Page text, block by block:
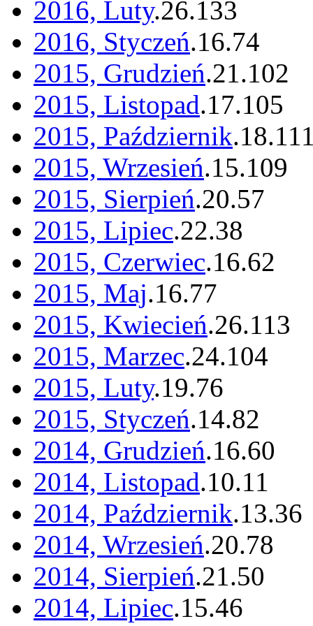
2016, Luty.26.133
2016, Styczeń.16.74
2015, Grudzień.21.102
2015, Listopad.17.105
2015, Październik.18.
2015, Wrzesień.15.109
2015, Sierpień.20.57
2015, Lipiec.22.38
2015, Czerwiec.16.62
2015, Maj.16.77
2015, Kwiecień.26.113
2015, Marzec.24.104
2015, Luty.19.76
2015, Styczeń.14.82
2014, Grudzień.16.60
2014, Listopad.10.11
2014, Październik.13.36
2014, Wrzesień.20.78
2014, Sierpień.21.50
2014, Lipiec.15.46